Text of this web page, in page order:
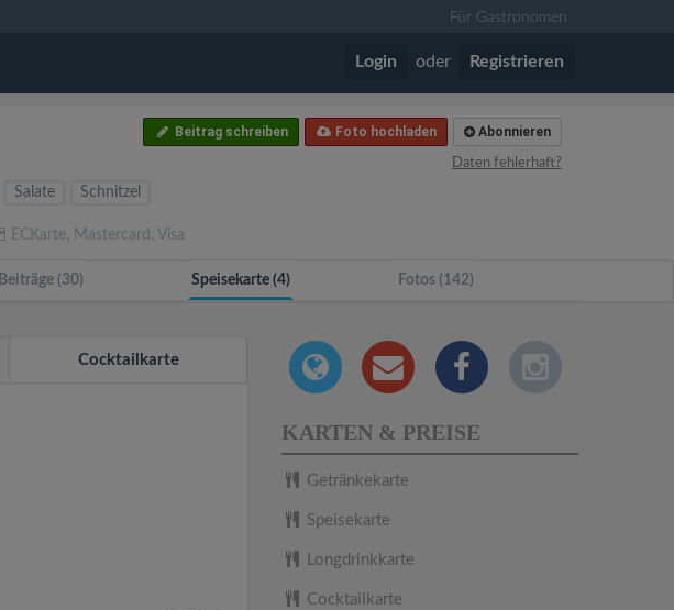
Für Gastronomen
Login oder Registrieren
Abonnieren
Foto hochladen
Beitrag schreiben
Daten fehlerhaft?
Salate Schnitzel
ECKarte, Mastercard, Visa
(30) Speisekarte (4) Fotos (142)
Cocktailkarte
KARTEN & PREISE
Getränkekarte
Speisekarte
Longdrinkkarte
Cocktailkarte